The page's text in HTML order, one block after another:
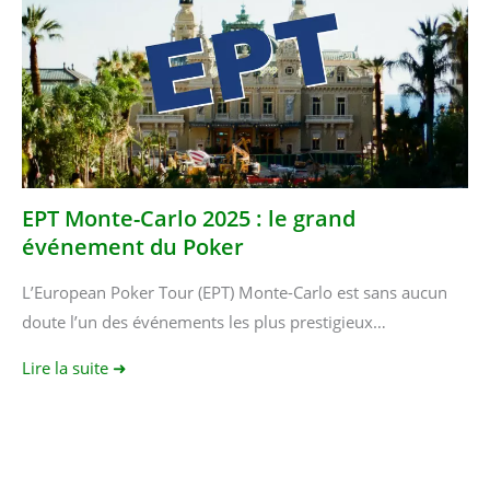
EPT Monte-Carlo 2025 : le grand
événement du Poker
L’European Poker Tour (EPT) Monte-Carlo est sans aucun
doute l’un des événements les plus prestigieux…
Lire la suite ➜